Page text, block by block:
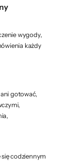
wygody,
każdy
gotować,
codziennym